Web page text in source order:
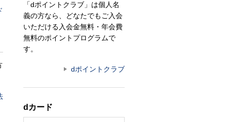
「dポイントクラブ」は個人名
義の方なら、どなたでもご入会
いただける入会金無料・年会費
無料のポイントプログラムで
す。
dポイントクラブ
dカード